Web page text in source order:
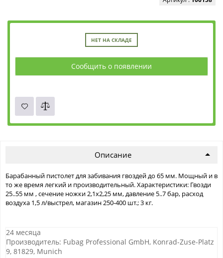
НЕТ НА СКЛАДЕ
Сообщить о появлении
Описание
Барабанный пистолет для забивания гвоздей до 65 мм. Мощный и в
то же время легкий и производительный. Характеристики: Гвозди
25..55 мм , сечение ножки 2,1х2,25 мм, давление 5..7 бар, расход
воздуха 1,5 л/выстрел, магазин 250-400 шт.; 3 кг.
24 месяца
Производитель: Fubag Professional GmbH, Konrad-Zuse-Platz
9, 81829, Munich